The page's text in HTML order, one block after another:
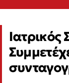
Ιατρικός